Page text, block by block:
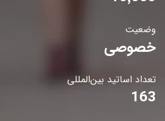
وضعیت
خصوصی
تعداد اساتید بین‌المللی
163